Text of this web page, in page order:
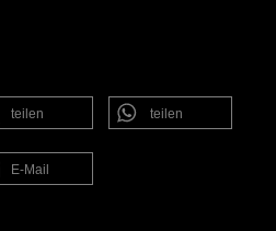
teilen teilen
E-Mail